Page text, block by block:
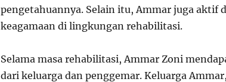
pengetahuannya. Selain itu, Ammar juga aktif
keagamaan di lingkungan rehabilitasi.
Selama masa rehabilitasi, Ammar Zoni
dari keluarga dan penggemar. Keluarga